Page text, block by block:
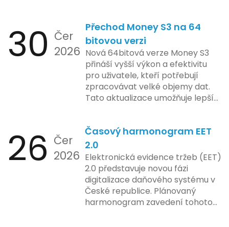
bezpečnost a ochranu spotřebitelů,
regulační orgány různých zemí jsou
na pozoru a sledují vývoj celého
případu velmi bedlivě. Vedení
společnosti zatím neposkytlo
podrobnější informace o
konkrétních záměrech či časové
ose zavedení této technologie.
kontrolovaném prostředí. Uživatelé
mají možnost předem se seznámit s
aktualizacemi, a tím lépe připravit
své systémy na oficiální zavedení
nového systému.
30 Čer
2026
Přechod Money S3 na 64
bitovou verzi
Nová 64bitová verze Money S3
přináší vyšší výkon a efektivitu
pro uživatele, kteří potřebují
zpracovávat velké objemy dat.
Tato aktualizace umožňuje lepší
podniky s náročnými účetními
procesy.
26 Čer
2026
Časový harmonogram EET
2.0
Elektronická evidence tržeb (EET)
2.0 představuje novou fázi
digitalizace daňového systému v
České republice. Plánovaný
harmonogram zavedení tohoto